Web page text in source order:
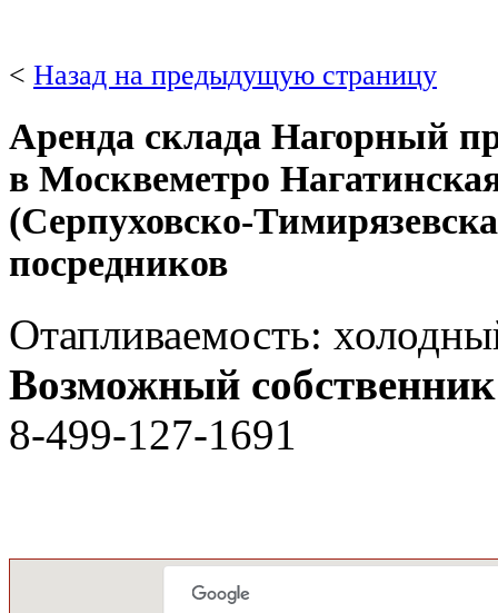
< Назад на предыдущую страницу
Аренда склада Нагорный
в Москвеметро
(Серпуховско-
посредников
Отапливаемость:
Возможный
8-499-127-1691